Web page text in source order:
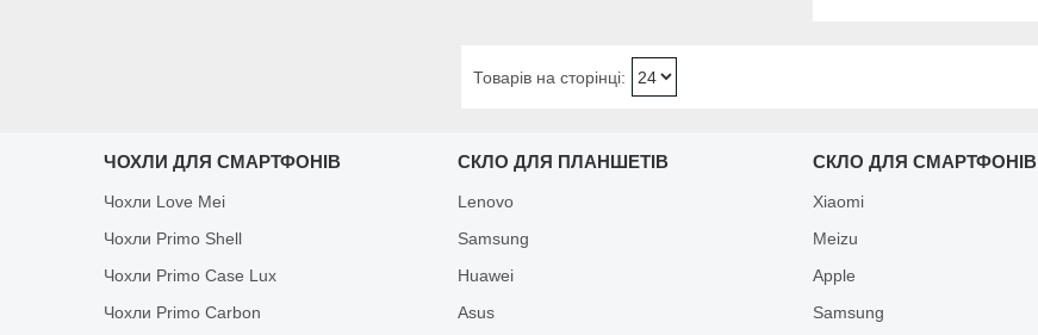
ЧОХЛИ ДЛЯ СМАРТФОНІВ
Чохли Love Mei
Чохли Primo Shell
Чохли Primo Case Lux
Чохли Primo Carbon
СКЛО ДЛЯ ПЛАНШЕТІВ
Lenovo
Samsung
Huawei
Asus
СКЛО ДЛЯ СМАРТФОНІВ
Xiaomi
Meizu
Apple
Samsung